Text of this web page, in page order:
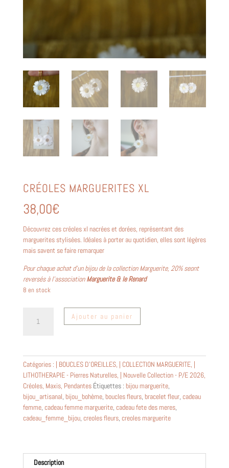
CRÉOLES MARGUERITES XL
38,00€
Découvrez ces créoles xl nacrées et dorées, représentant des
marguerites stylisées. Idéales à porter au quotidien, elles sont légères
mais savent se faire remarquer
Pour chaque achat d’un bijou de la collection Marguerite, 20% seont
reversés à l’associationMarguerite & le Renard
8 en stock
XL
Ajouter au panier
Catégories : | BOUCLES D'OREILLES, | COLLECTION MARGUERITE,
LITHOTHERAPIE - Pierres Naturelles, | Nouvelle Collection - P/E 2026,
Créoles, Maxis, Pendantes Étiquettes : bijou marguerite,
bijou_artisanal, bijou_bohème, boucles fleurs, bracelet fleur, cadeau
femme, cadeau femme marguerite, cadeau fete des meres,
cadeau_femme_bijou, creoles fleurs, creoles marguerite
Description